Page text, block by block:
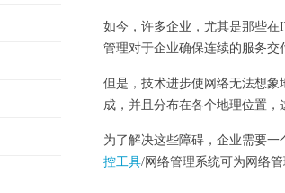
如今，许多企业，尤其是那些
管理对于企业确保连续的服务交
但是，技术进步使网络无法想
成，并且分布在各个地理位置，
为了解决这些障碍，企业需要
控工具/网络管理系统可为网络